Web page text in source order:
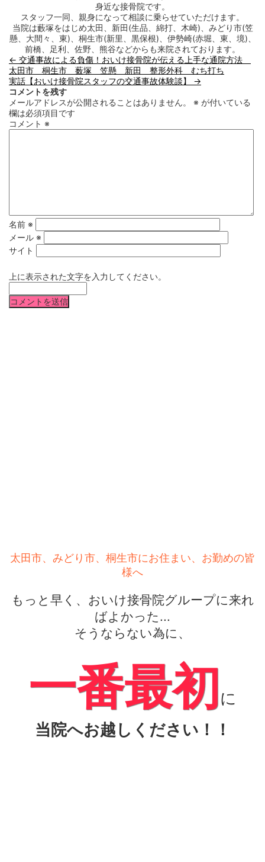
身近な接骨院です。
スタッフ一同、親身になって相談に乗らせていただけます。
当院は藪塚をはじめ太田、新田(生品、綿打、木崎)、みどり市(笠
懸、大間々、東)、桐生市(新里、黒保根)、伊勢崎(赤堀、東、境)、
前橋、足利、佐野、熊谷などからも来院されております。
← 交通事故による負傷！おいけ接骨院が伝える上手な通院方法
太田市 桐生市 薮塚 笠懸 新田 整形外科 むち打ち
実話【おいけ接骨院スタッフの交通事故体験談】 →
コメントを残す
メールアドレスが公開されることはありません。
※ が付いている
欄は必須項目です
コメント ※
名前 ※
メール ※
サイト
上に表示された文字を入力してください。
太田市、みどり市、桐生市にお住まい、お勤めの皆
様へ
もっと早く、おいけ接骨院グループに来れ
ばよかった...
そうならない為に、
一番最初に
当院へお越しください！！